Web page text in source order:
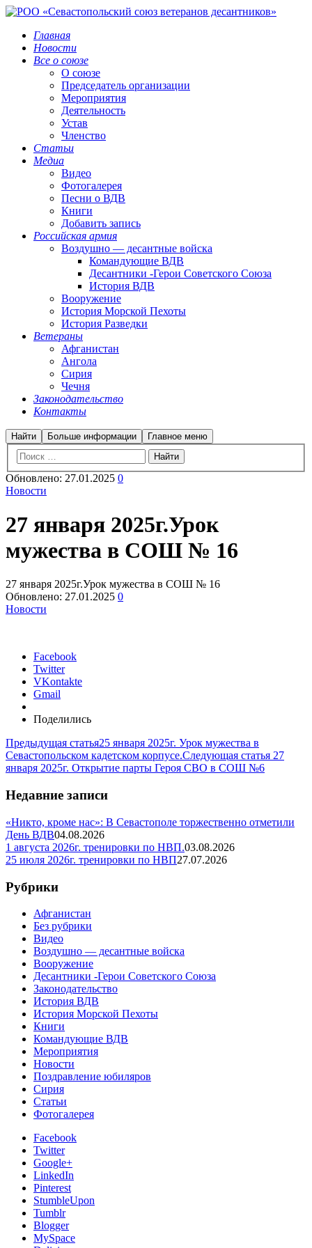
Главная
Новости
Все о союзе
О союзе
Председатель организации
Мероприятия
Деятельность
Устав
Членство
Статьи
Медиа
Видео
Фотогалерея
Песни о ВДВ
Книги
Добавить запись
Российская армия
Воздушно — десантные войска
Командующие ВДВ
Десантники -Герои Советского Союза
История ВДВ
Вооружение
История Морской Пехоты
История Разведки
Ветераны
Афганистан
Ангола
Сирия
Чечня
Законодательство
Контакты
Найти Больше информации Главное меню
Обновлено: 27.01.2025 0
Новости
27 января 2025г.Урок
мужества в СОШ № 16
27 января 2025г.Урок мужества в СОШ № 16
Обновлено: 27.01.2025 0
Новости
Facebook
Twitter
VKontakte
Gmail
Поделились
Предыдущая статья25 января 2025г. Урок мужества в
Севастопольском кадетском корпусе.Следующая статья 27
января 2025г. Открытие парты Героя СВО в СОШ №6
Недавние записи
«Никто, кроме нас»: В Севастополе торжественно отметили
День ВДВ04.08.2026
1 августа 2026г. тренировки по НВП.03.08.2026
25 июля 2026г. тренировки по НВП27.07.2026
Рубрики
Афганистан
Без рубрики
Видео
Воздушно — десантные войска
Вооружение
Десантники -Герои Советского Союза
Законодательство
История ВДВ
История Морской Пехоты
Книги
Командующие ВДВ
Мероприятия
Новости
Поздравление юбиляров
Сирия
Статьи
Фотогалерея
Facebook
Twitter
Google+
LinkedIn
Pinterest
StumbleUpon
Tumblr
Blogger
MySpace